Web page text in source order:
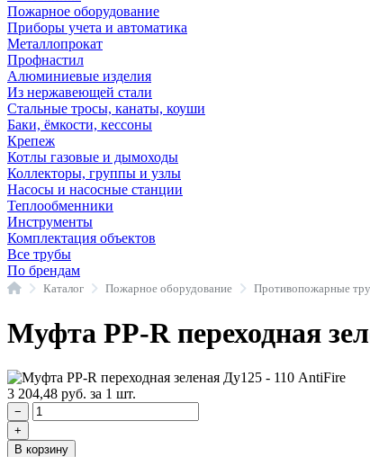
Пожарное оборудование
Приборы учета и автоматика
Металлопрокат
Профнастил
Алюминиевые изделия
Из нержавеющей стали
Стальные тросы, канаты, коуши
Баки, ёмкости, кессоны
Крепеж
Котлы газовые и дымоходы
Коллекторы, группы и узлы
Насосы и насосные станции
Теплообменники
Инструменты
Комплектация объектов
Все трубы
По брендам
ГлавнаяКаталог Пожарное оборудование
Муфта PP-R переходная
3 204,48 руб. за 1 шт.
−
+
В корзину